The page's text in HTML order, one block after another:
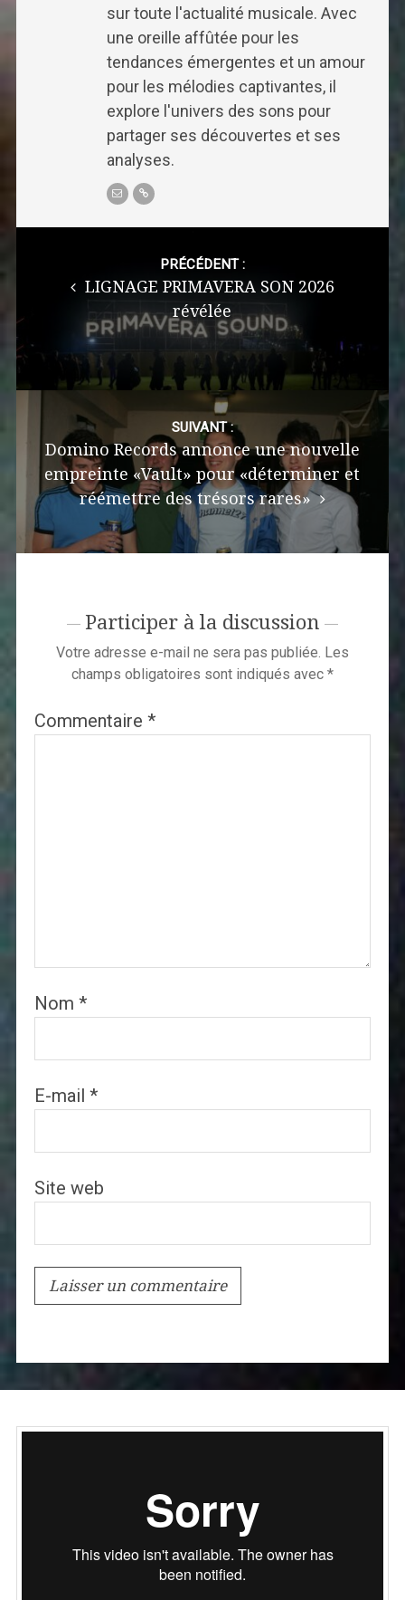
sur toute l'actualité musicale. Avec
une oreille affûtée pour les
tendances émergentes et un amour
pour les mélodies captivantes, il
explore l'univers des sons pour
partager ses découvertes et ses
analyses.
PRÉCÉDENT :
LIGNAGE PRIMAVERA SON 2026
révélée
SUIVANT :
Domino Records annonce une nouvelle
empreinte «Vault» pour «déterminer et
réémettre des trésors rares»
Participer à la discussion
Votre adresse e-mail ne sera pas publiée. Les
champs obligatoires sont indiqués avec *
Commentaire *
Nom *
E-mail *
Site web